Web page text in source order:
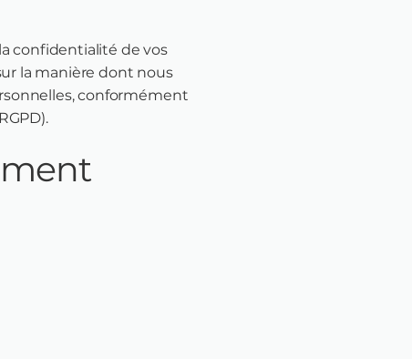
confidentialité de vos
la manière dont nous
conformément